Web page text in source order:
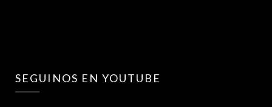
SEGUINOS EN YOUTUBE